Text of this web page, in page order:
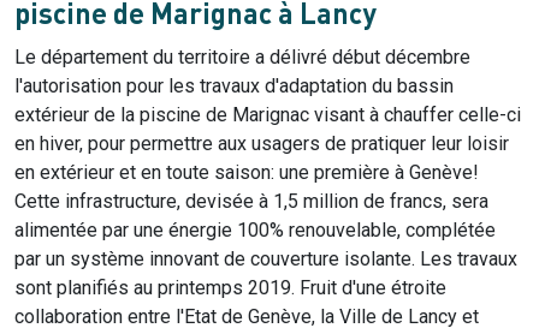
piscine de Marignac à Lancy
Le département du territoire a délivré début décembre
l'autorisation pour les travaux d'adaptation du bassin
extérieur de la piscine de Marignac visant à chauffer celle-ci
en hiver, pour permettre aux usagers de pratiquer leur loisir
en extérieur et en toute saison: une première à Genève!
Cette infrastructure, devisée à 1,5 million de francs, sera
alimentée par une énergie 100% renouvelable, complétée
par un système innovant de couverture isolante. Les travaux
sont planifiés au printemps 2019. Fruit d'une étroite
collaboration entre l'Etat de Genève, la Ville de Lancy et